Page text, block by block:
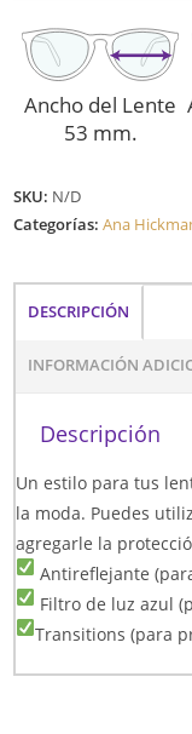
Ancho del Lente
53 mm.
SKU: N/D
Categorías:Ana
DESCRIPCIÓN
INFORMACIÓN
Descripción
Un estilo para tus
la moda. Puedes
agregarle la
Antireflejante
Filtro de luz azul
Transitions (para